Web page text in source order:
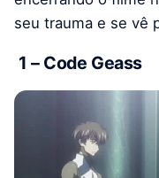
seu trauma e se vê
1 – Code Geass